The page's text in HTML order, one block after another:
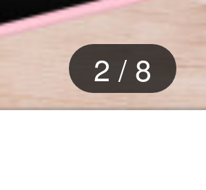
2 / 8